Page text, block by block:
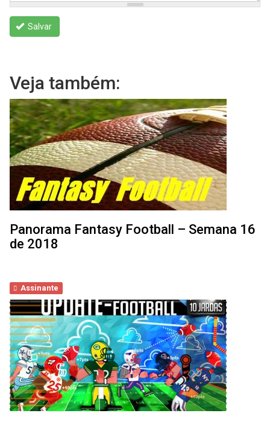
Salvar
Veja também:
Panorama Fantasy Football – Semana 16
de 2018
Assinante